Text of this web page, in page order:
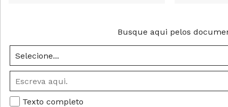
Busque aqui pelos
Texto completo